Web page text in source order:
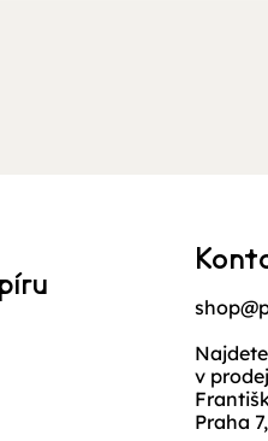
v
Praha